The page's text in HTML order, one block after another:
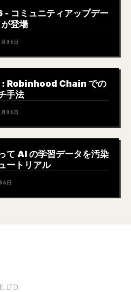
コミュニティアップデー
登場
06日
Robinhood Chain での
手法
06日
て AI の学習データを汚染
ートリアル
日
LTD.